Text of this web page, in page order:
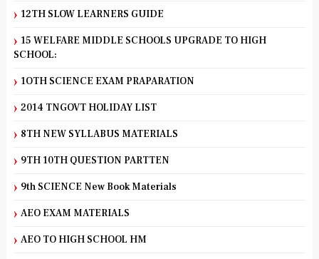
12TH SLOW LEARNERS GUIDE
15 WELFARE MIDDLE SCHOOLS UPGRADE TO HIGH
SCHOOL:
1OTH SCIENCE EXAM PRAPARATION
2014 TNGOVT HOLIDAY LIST
8TH NEW SYLLABUS MATERIALS
9TH 10TH QUESTION PARTTEN
9th SCIENCE New Book Materials
AEO EXAM MATERIALS
AEO TO HIGH SCHOOL HM